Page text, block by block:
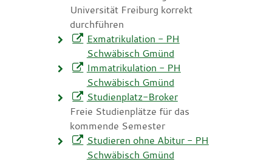
Universität Freiburg korrekt
durchführen
Exmatrikulation - PH
Schwäbisch Gmünd
Immatrikulation - PH
Schwäbisch Gmünd
Studienplatz-Broker
Freie Studienplätze für das
kommende Semester
Studieren ohne Abitur - PH
Schwäbisch Gmünd